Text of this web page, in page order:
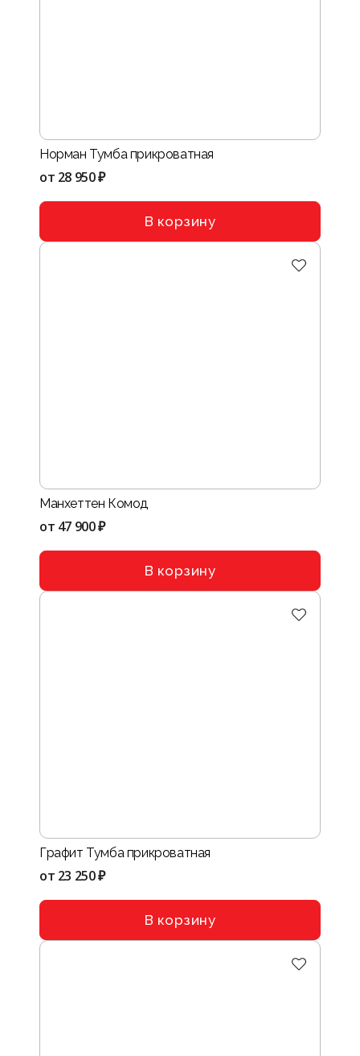
Норман Тумба прикроватная
от 28 950 ₽
В корзину
Манхеттен Комод
от 47 900 ₽
В корзину
Графит Тумба прикроватная
от 23 250 ₽
В корзину